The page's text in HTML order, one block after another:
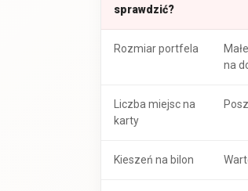
sprawdzić?
Rozmiar portfela
na
Liczba miejsc na
karty
Kieszeń na bilon